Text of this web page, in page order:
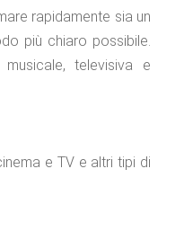
rapidamente sia un
più chiaro possibile.
televisiva e
e TV e altri tipi di